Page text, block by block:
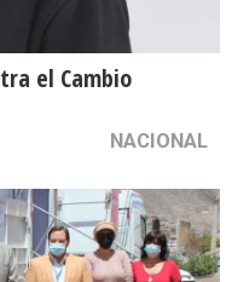
el Cambio
NACIONAL